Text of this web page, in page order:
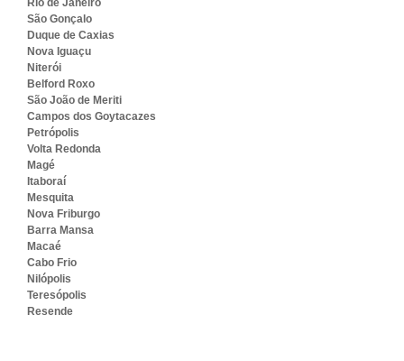
Rio de Janeiro
São Gonçalo
Duque de Caxias
Nova Iguaçu
Niterói
Belford Roxo
São João de Meriti
Campos dos Goytacazes
Petrópolis
Volta Redonda
Magé
Itaboraí
Mesquita
Nova Friburgo
Barra Mansa
Macaé
Cabo Frio
Nilópolis
Teresópolis
Resende